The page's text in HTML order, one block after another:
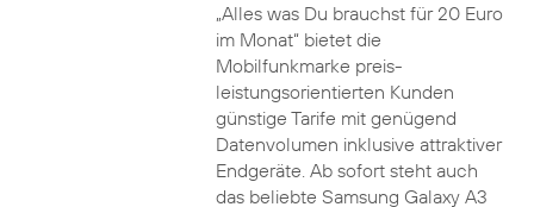
„Alles was Du brauchst für 20 Euro
im Monat“ bietet die
Mobilfunkmarke preis-
leistungsorientierten Kunden
günstige Tarife mit genügend
Datenvolumen inklusive attraktiver
Endgeräte. Ab sofort steht auch
das beliebte Samsung Galaxy A3